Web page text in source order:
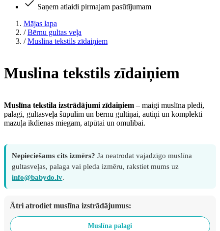
Saņem atlaidi pirmajam pasūtījumam
Mājas lapa
/ Bērnu gultas veļa
/ Muslina tekstils zīdaiņiem
Muslina tekstils zīdaiņiem
Muslīna tekstila izstrādājumi zīdaiņiem – maigi muslīna pledi,
palagi, gultasveļa šūpulim un bērnu gultiņai, autiņi un komplekti
mazuļa ikdienas miegam, atpūtai un omulībai.
Nepieciešams cits izmērs? Ja neatrodat vajadzīgo muslīna
gultasveļas, palaga vai pleda izmēru, rakstiet mums uz
info@babydo.lv.
Ātri atrodiet muslīna izstrādājumus:
Muslīna palagi